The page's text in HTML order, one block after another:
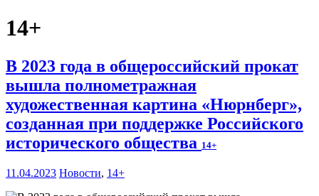
14+
В 2023 года в общероссийский прокат
вышла полнометражная
художественная картина «Нюрнберг»,
созданная при поддержке Российского
исторического общества 14+
11.04.2023 Новости, 14+